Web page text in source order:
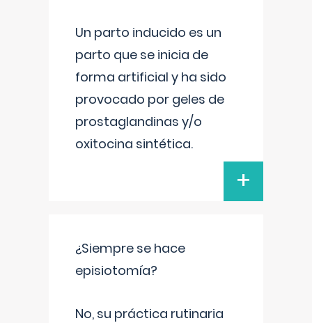
Un parto inducido es un
parto que se inicia de
forma artificial y ha sido
provocado por geles de
prostaglandinas y/o
oxitocina sintética.
+
¿Siempre se hace
episiotomía?
No, su práctica rutinaria